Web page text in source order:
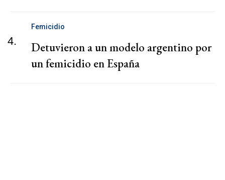
4.
Femicidio
Detuvieron a un modelo argentino por
un femicidio en España